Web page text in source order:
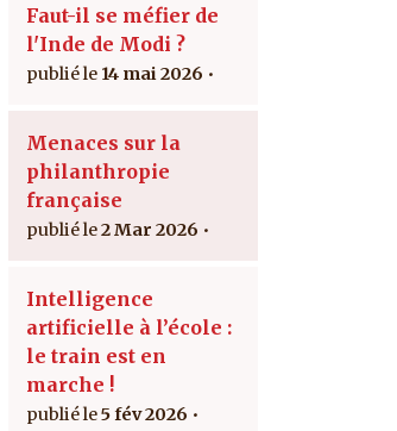
Faut-il se méfier de
l'Inde de Modi ?
14 mai 2026
Menaces sur la
philanthropie
française
2 Mar 2026
Intelligence
artificielle à l’école :
le train est en
marche !
5 fév 2026